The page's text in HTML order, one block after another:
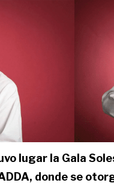
lugar la Gala
donde se